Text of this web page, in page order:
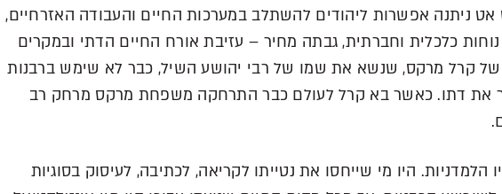
אט ניתנה אפשרות ליהודים להשתלב במערכות החיים והעבודה האזרחיים,
כלכלית וחברתית, גבתה מחיר – עזיבת אורח החיים הדתי ובמקרים
של קרל מרקס, שנשא את שמו של רבי יהושע השיל, כבר לא שימש ברבנות
את דתו. כאשר בא קרל לעולם כבר התרחקה משפחת מרקס מרחק רב
הלמדניות. היו מי שייחסו את נטייתו לקריאה, לכתיבה, לעיסוק בסוגיות